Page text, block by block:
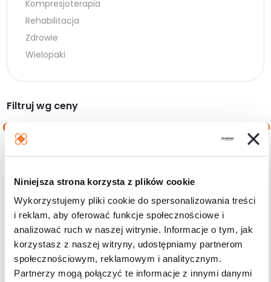
Niniejsza strona korzysta z plików cookie
Wykorzystujemy pliki cookie do spersonalizowania treści
i reklam, aby oferować funkcje społecznościowe i
analizować ruch w naszej witrynie. Informacje o tym, jak
korzystasz z naszej witryny, udostępniamy partnerom
społecznościowym, reklamowym i analitycznym.
Partnerzy mogą połączyć te informacje z innymi danymi
Kompresjoterapia
Rehabilitacja
Zdrowie
Wielopaki
Filtruj wg ceny
min.
maks.
Filtruj
Darmowa dostawa
od 200zł